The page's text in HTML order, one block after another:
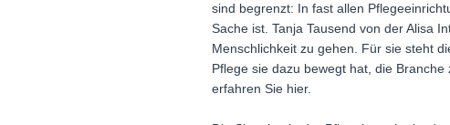
sind begrenzt: In fast allen
Sache ist. Tanja Tausend von der Alisa
Menschlichkeit zu gehen. Für sie steht
Pflege sie dazu bewegt hat, die
erfahren Sie hier.